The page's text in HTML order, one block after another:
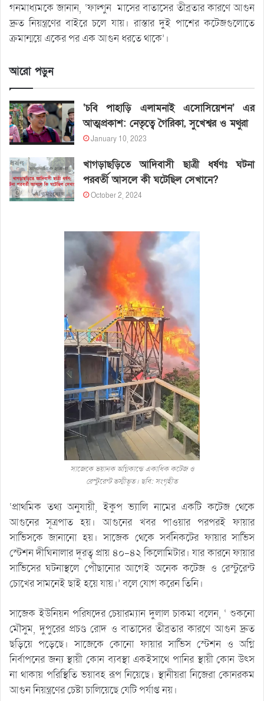
গনমাধ্যমকে জানান, ‘ফাল্গুন মাসের বাতাসের তীব্রতার কারণে আগুন
দ্রুত নিয়ন্ত্রণের বাইরে চলে যায়। রাস্তার দুই পাশের কটেজগুলোতে
ক্রমান্ময়ে একের পর এক আগুন ধরতে থাকে’।
আরো পড়ুন
‘চবি পাহাড়ি এলামনাই এসোসিয়েশন’ এর
আত্মপ্রকাশ: নেতৃত্বে গৈরিকা, সুখেশ্বর ও মথুরা
January 10, 2023
খাগড়াছড়িতে আদিবাসী ছাত্রী ধর্ষণঃ ঘটনা
পরবর্তী আসলে কী ঘটেছিল সেখানে?
October 2, 2024
সাজেকে ভয়ানক অগ্নিকান্ডে একাধিক কটেজ ও
রেস্টুরেন্ট ভস্মীভূত। ছবি: সংগৃহীত
‘প্রাথমিক তথ্য অনুযায়ী, ইকুপ ভ্যালি নামের একটি কটেজ থেকে
আগুনের সূত্রপাত হয়। আগুনের খবর পাওয়ার পরপরই ফায়ার
সার্ভিসকে জানানো হয়। সাজেক থেকে সর্বনিকটের ফায়ার সার্ভিস
স্টেশন দীঘিনালার দূরত্ব প্রায় ৪০-৪২ কিলোমিটার। যার কারনে ফায়ার
সার্ভিসের ঘটনাস্থলে পৌঁছানোর আগেই অনেক কটেজ ও রেস্টুরেন্ট
চোখের সামনেই ছাই হয়ে যায়।’ বলে যোগ করেন তিনি।
সাজেক ইউনিয়ন পরিষদের চেয়ারম্যান দুলাল চাকমা বলেন, ‘ শুকনো
মৌসুম, দুপুরের প্রচণ্ড রোদ ও বাতাসের তীব্রতার কারণে আগুন দ্রুত
ছড়িয়ে পড়েছে। সাজেকে কোনো ফায়ার সার্ভিস স্টেশন ও অগ্নি
নির্বাপনের জন্য স্থায়ী কোন ব্যবস্থা একইসাথে পানির স্থায়ী কোন উৎস
না থাকায় পরিস্থিতি ভয়াবহ রূপ নিয়েছে। স্থানীয়রা নিজেরা কোনরকম
আগুন নিয়ন্ত্রণের চেষ্টা চালিয়েছে যেটি পর্যাপ্ত নয়।